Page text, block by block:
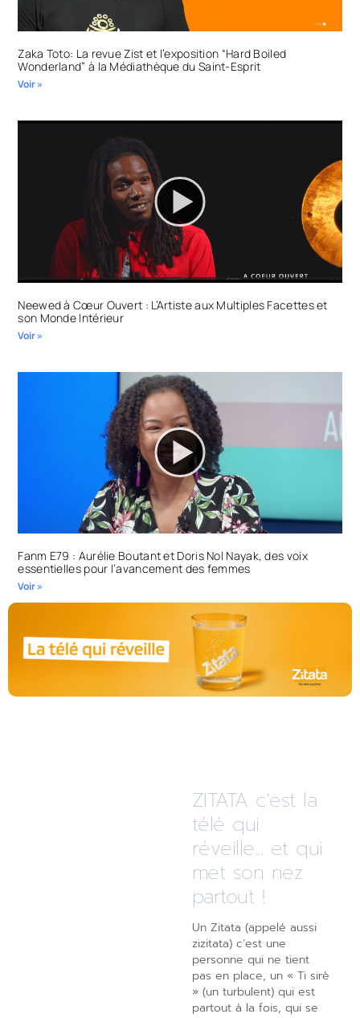
Zaka Toto: La revue Zist et l’exposition “Hard Boiled
Wonderland” à la Médiathèque du Saint-Esprit
Voir »
Neewed à Cœur Ouvert : L’Artiste aux Multiples Facettes et
son Monde Intérieur
Voir »
Fanm E79 : Aurélie Boutant et Doris Nol Nayak, des voix
essentielles pour l’avancement des femmes
Voir »
ZITATA c’est la
télé qui
réveille... et qui
met son nez
partout !
Un Zitata (appelé aussi
zizitata) c’est une
personne qui ne tient
pas en place, un « Ti sirè
» (un turbulent) qui est
partout à la fois, qui se